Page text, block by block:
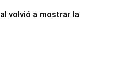
volvió a mostrar la